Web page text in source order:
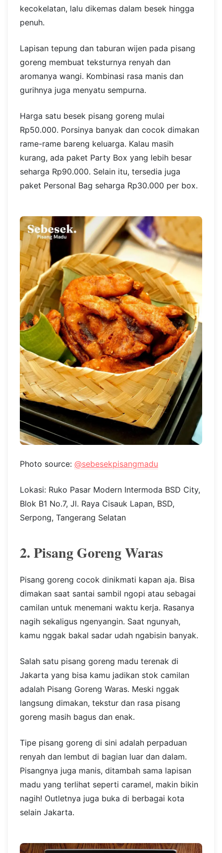
kecokelatan, lalu dikemas dalam besek hingga
penuh.
Lapisan tepung dan taburan wijen pada pisang
goreng membuat teksturnya renyah dan
aromanya wangi. Kombinasi rasa manis dan
gurihnya juga menyatu sempurna.
Harga satu besek pisang goreng mulai
Rp50.000. Porsinya banyak dan cocok dimakan
rame-rame bareng keluarga. Kalau masih
kurang, ada paket Party Box yang lebih besar
seharga Rp90.000. Selain itu, tersedia juga
paket Personal Bag seharga Rp30.000 per box.
Photo source: @sebesekpisangmadu
Lokasi: Ruko Pasar Modern Intermoda BSD City,
Blok B1 No.7, Jl. Raya Cisauk Lapan, BSD,
Serpong, Tangerang Selatan
2. Pisang Goreng Waras
Pisang goreng cocok dinikmati kapan aja. Bisa
dimakan saat santai sambil ngopi atau sebagai
camilan untuk menemani waktu kerja. Rasanya
nagih sekaligus ngenyangin. Saat ngunyah,
kamu nggak bakal sadar udah ngabisin banyak.
Salah satu pisang goreng madu terenak di
Jakarta yang bisa kamu jadikan stok camilan
adalah Pisang Goreng Waras. Meski nggak
langsung dimakan, tekstur dan rasa pisang
goreng masih bagus dan enak.
Tipe pisang goreng di sini adalah perpaduan
renyah dan lembut di bagian luar dan dalam.
Pisangnya juga manis, ditambah sama lapisan
madu yang terlihat seperti caramel, makin bikin
nagih! Outletnya juga buka di berbagai kota
selain Jakarta.